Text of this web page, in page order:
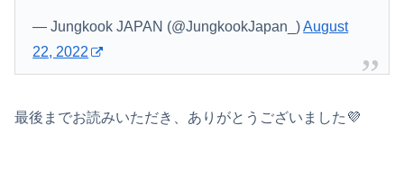
— Jungkook JAPAN (@JungkookJapan_)August
22, 2022
最後までお読みいただき、ありがとうございました💜